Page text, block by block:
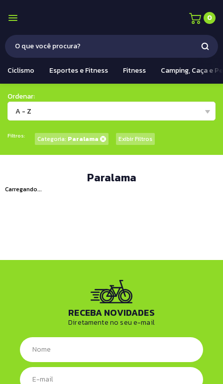
0
Ciclismo Esportes e Fitness Fitness Camping, Caça e
Ordenar:
A - Z
Filtros: Categoria: Paralama Exibir Filtros
Paralama
Carregando...
RECEBA NOVIDADES
Diretamente no seu e-mail